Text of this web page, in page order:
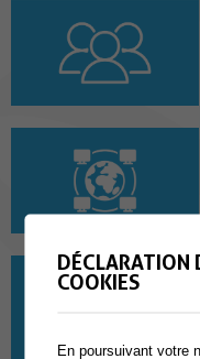
DÉCLARATION
COOKIES
En poursuivant votre